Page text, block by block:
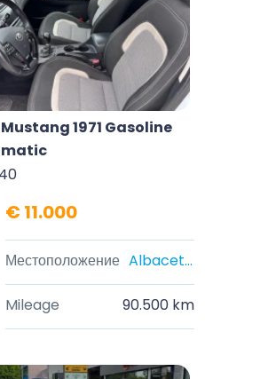
1971 Gasoline
€ 11.000
Местоположение Albacete, Castile-La Mancha, Spain
Mileage 90.500 km